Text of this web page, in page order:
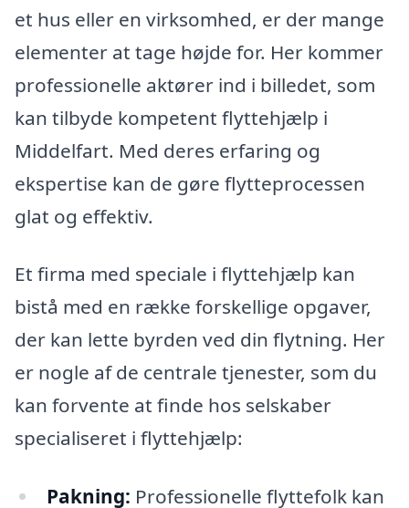
et hus eller en virksomhed, er der mange
elementer at tage højde for. Her kommer
professionelle aktører ind i billedet, som
kan tilbyde kompetent flyttehjælp i
Middelfart. Med deres erfaring og
ekspertise kan de gøre flytteprocessen
glat og effektiv.
Et firma med speciale i flyttehjælp kan
bistå med en række forskellige opgaver,
der kan lette byrden ved din flytning. Her
er nogle af de centrale tjenester, som du
kan forvente at finde hos selskaber
specialiseret i flyttehjælp:
Pakning: Professionelle flyttefolk kan